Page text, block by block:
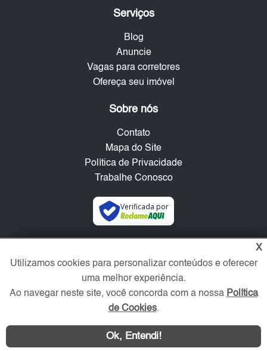
Serviços
Blog
Anuncie
Vagas para corretores
Ofereça seu imóvel
Sobre nós
Contato
Mapa do Site
Política de Privacidade
Trabalhe Conosco
Verificada por
X
Utilizamos cookies para personalizar conteúdos e oferecer
uma melhor experiência.
Ao navegar neste site, você concorda com a nossa Política
de Cookies.
Ok, Entendi!